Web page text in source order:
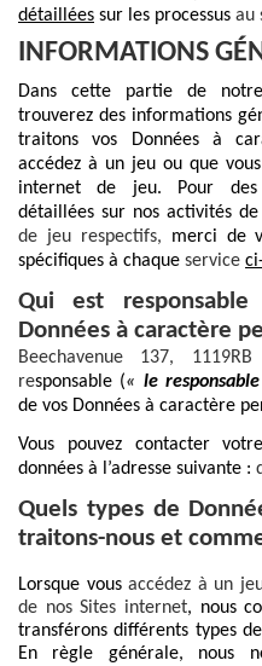
détaillées sur les processus au
INFORMATIONS
Dans cette partie de
trouverez des informations
traitons vos Données à
accédez à un jeu ou que
internet de jeu. Pour des
détaillées sur nos activités
de jeu respectifs, merci de
spécifiques à chaque service
Qui est
Données à caractère
Beechavenue 137,
responsable (« le
de vos Données à caractère
Vous pouvez contacter
données à l’adresse suivante :
Quels types de
traitons-nous et
Lorsque vous accédez à un
de nos Sites internet, nous
transférons différents types
En règle générale, nous